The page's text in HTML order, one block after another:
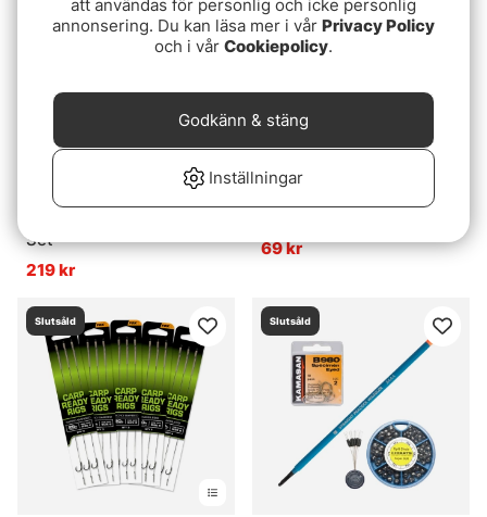
Set
219 kr
69 kr
Slutsåld Slutsåld
att användas för personlig och icke personlig
annonsering. Du kan läsa mer i vår Privacy Policy
och i vår Cookiepolicy.
Inställningar
Godkänn & stäng